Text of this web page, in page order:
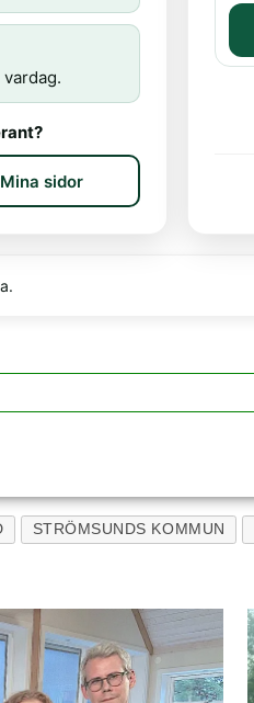
Mina sidor
STRÖMSUNDS KOMMUN